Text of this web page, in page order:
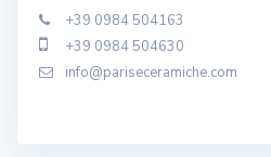
+39 0984 504163
+39 0984 504630
info@pariseceramiche.com